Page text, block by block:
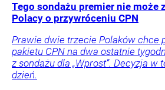
Tego sondażu premier nie może
Polacy o przywróceniu CPN
Prawie dwie trzecie Polaków chce
pakietu CPN na dwa ostatnie
z sondażu dla „Wprost”. Decyzja w
dzień.